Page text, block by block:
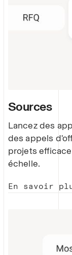
Sources
Lancez des
des appels
projets
échelle.
En savoir